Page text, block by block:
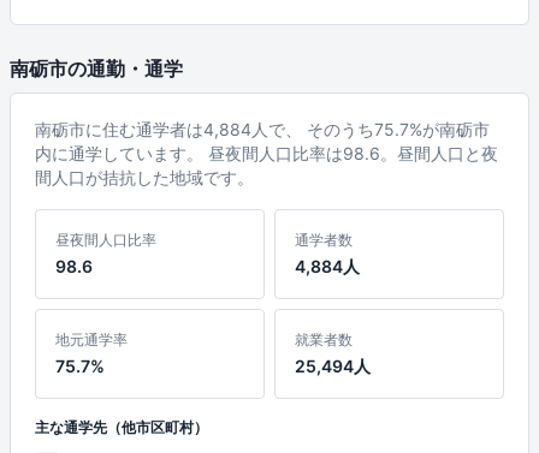
南砺市の通勤・通学
南砺市に住む通学者は4,884人で、 そのうち75.7%が南砺市
内に通学しています。 昼夜間人口比率は98.6。昼間人口と夜
間人口が拮抗した地域です。
昼夜間人口比率
98.6
通学者数
4,884人
地元通学率
75.7%
就業者数
25,494人
主な通学先（他市区町村）